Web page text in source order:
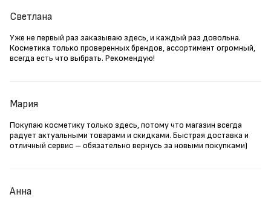
Светлана
Уже не первый раз заказываю здесь, и каждый раз довольна.
Косметика только проверенных брендов, ассортимент огромный,
всегда есть что выбрать. Рекомендую!
Мария
Покупаю косметику только здесь, потому что магазин всегда
радует актуальными товарами и скидками. Быстрая доставка и
отличный сервис – обязательно вернусь за новыми покупками)
Анна